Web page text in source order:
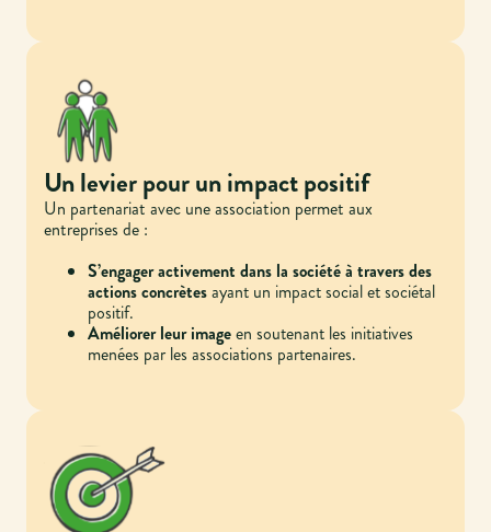
Un levier pour un impact positif
Un partenariat avec une association permet aux
entreprises de :
S’engager activement dans la société à travers des
actions concrètesayant un impact social et sociétal
positif.
Améliorer leur imageen soutenant les initiatives
menées par les associations partenaires.